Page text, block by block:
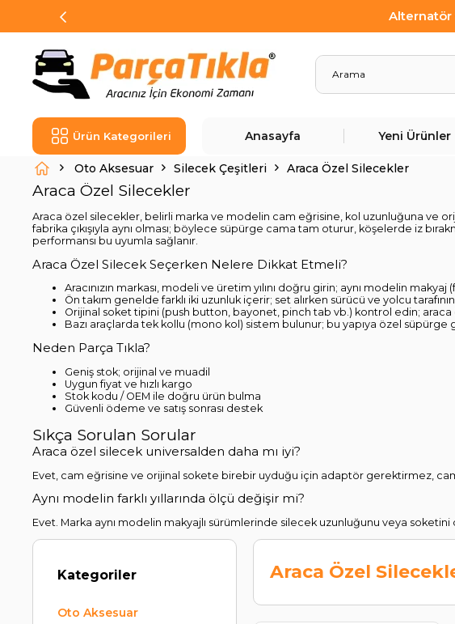
Alternatör
Ürün Kategorileri Anasayfa Yeni Ürünler
Oto Aksesuar Silecek Çeşitleri Araca Özel Silecekler
Araca Özel Silecekler
Araca özel silecekler, belirli marka ve modelin cam eğrisine, kol uzunluğuna ve
fabrika çıkışıyla aynı olması; böylece süpürge cama tam oturur, köşelerde iz
performansı bu uyumla sağlanır.
Araca Özel Silecek Seçerken Nelere Dikkat Etmeli?
Aracınızın markası, modeli ve üretim yılını doğru girin; aynı modelin
Ön takım genelde farklı iki uzunluk içerir; set alırken sürücü ve yolcu
Orijinal soket tipini (push button, bayonet, pinch tab vb.) kontrol edin;
Bazı araçlarda tek kollu (mono kol) sistem bulunur; bu yapıya özel süpürge
Neden Parça Tıkla?
Geniş stok; orijinal ve muadil
Uygun fiyat ve hızlı kargo
Stok kodu / OEM ile doğru ürün bulma
Güvenli ödeme ve satış sonrası destek
Sıkça Sorulan Sorular
Araca özel silecek universalden daha mı iyi?
Evet, cam eğrisine ve orijinal sokete birebir uyduğu için adaptör gerektirmez,
Aynı modelin farklı yıllarında ölçü değişir mi?
Evet. Marka aynı modelin makyajlı sürümlerinde silecek uzunluğunu veya
Kategoriler
Oto Aksesuar
Araca Özel